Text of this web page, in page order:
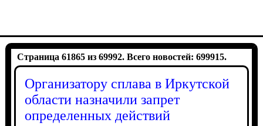
Страница 61865 из 69992. Всего новостей: 699915.
Организатору сплава в Иркутской
области назначили запрет
определенных действий